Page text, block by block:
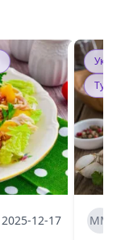
2025-12-17 ММ